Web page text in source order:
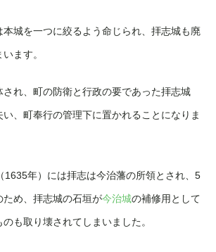
本城を一つに絞るよう命じられ、拝志城も廃
ます。
れ、町の防衛と行政の要であった拝志城
、町奉行の管理下に置かれることになりま
1635年）には拝志は今治藩の所領とされ、5
め、拝志城の石垣が今治城の補修用として
も取り壊されてしまいました。